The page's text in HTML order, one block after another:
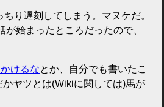
り遅刻してしまう。マヌケだ。
始まったところだったので、
けるなとか、自分でも書いたこ
ヤツとは(Wikiに関しては)馬が